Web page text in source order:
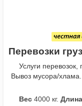
Перевозки
Услуги перевозок,
Вывоз мусора/
Вес 4000 кг. Длина